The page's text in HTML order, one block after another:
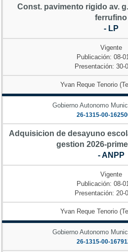
Const. pavimento rigido av.
ferrufino
- LP
Vigente
Publicación: 08-
Presentación: 30-
Yvan Reque Tenorio
Gobierno Autonomo
26-1315-00-
Adquisicion de desayuno
gestion 2026-
- ANPP
Vigente
Publicación: 08-
Presentación: 20-
Yvan Reque Tenorio
Gobierno Autonomo
26-1315-00-